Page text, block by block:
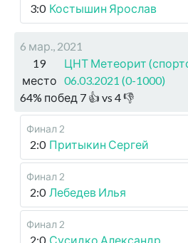
3:0 Костышин Ярослав
6 мар., 2021
19
место
ЦНТ Метеорит
06.03.2021 (0-1000)
64% побед 7 👍 vs 4👎
Финал 2
2:0 Притыкин Сергей
Финал 2
2:0 Лебедев Илья
Финал 2
2:0 Сусидко Александр